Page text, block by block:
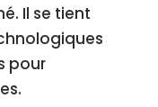
Il se tient
pour